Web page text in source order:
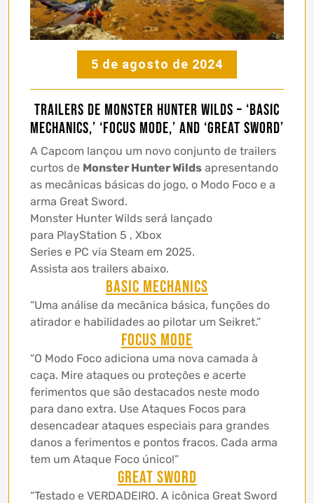
5 de agosto de 2024
Trailers de Monster Hunter Wilds – ‘Basic
Mechanics,’ ‘Focus Mode,’ and ‘Great Sword’
A Capcom lançou um novo conjunto de trailers
curtos de Monster Hunter Wilds apresentando
as mecânicas básicas do jogo, o Modo Foco e a
arma Great Sword.
Monster Hunter Wilds será lançado
para PlayStation 5 , Xbox
Series e PC via Steam em 2025.
Assista aos trailers abaixo.
Basic Mechanics
“Uma análise da mecânica básica, funções do
atirador e habilidades ao pilotar um Seikret.”
Focus Mode
“O Modo Foco adiciona uma nova camada à
caça. Mire ataques ou proteções e acerte
ferimentos que são destacados neste modo
para dano extra. Use Ataques Focos para
desencadear ataques especiais para grandes
danos a ferimentos e pontos fracos. Cada arma
tem um Ataque Foco único!”
Great Sword
“Testado e VERDADEIRO. A icônica Great Sword